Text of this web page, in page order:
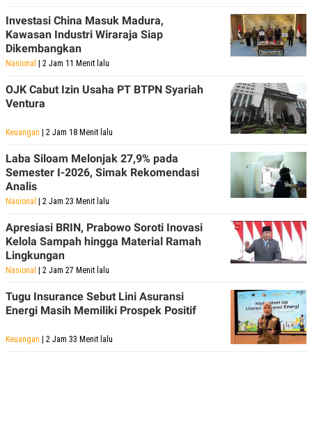
Investasi China Masuk Madura,
Kawasan Industri Wiraraja Siap
Dikembangkan
Nasional | 2 Jam 11 Menit lalu
OJK Cabut Izin Usaha PT BTPN Syariah
Ventura
Keuangan | 2 Jam 18 Menit lalu
Laba Siloam Melonjak 27,9% pada
Semester I-2026, Simak Rekomendasi
Analis
Nasional | 2 Jam 23 Menit lalu
Apresiasi BRIN, Prabowo Soroti Inovasi
Kelola Sampah hingga Material Ramah
Lingkungan
Nasional | 2 Jam 27 Menit lalu
Tugu Insurance Sebut Lini Asuransi
Energi Masih Memiliki Prospek Positif
Keuangan | 2 Jam 33 Menit lalu